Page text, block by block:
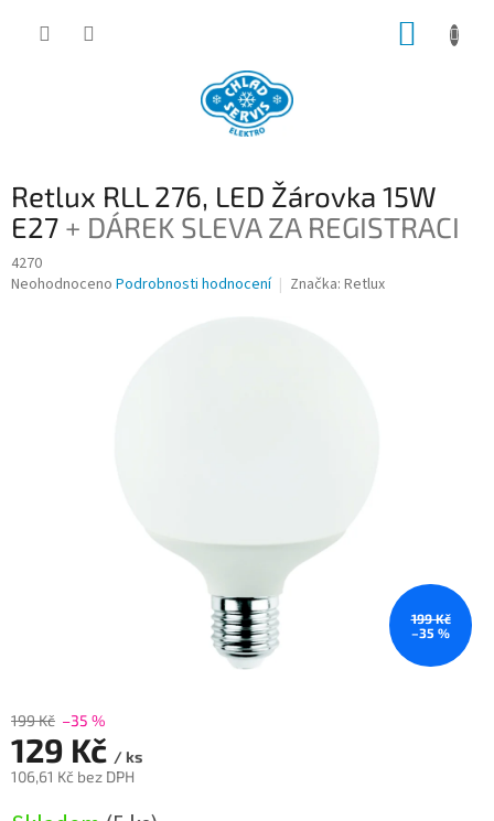
Retlux RLL 276, LED Žárovka 15W
E27 + DÁREK SLEVA ZA REGISTRACI
4270
Průměrné
Neohodnoceno Podrobnosti hodnocení Značka: Retlux
199 Kč
–35 %
199 Kč –35 %
129 Kč / ks
106,61 Kč bez DPH